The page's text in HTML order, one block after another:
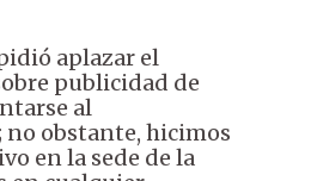
aplazar el
publicidad de
al
obstante, hicimos
en la sede de la